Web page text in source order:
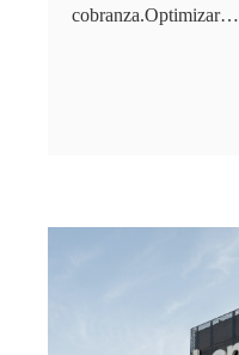
cobranza.Optimizar…